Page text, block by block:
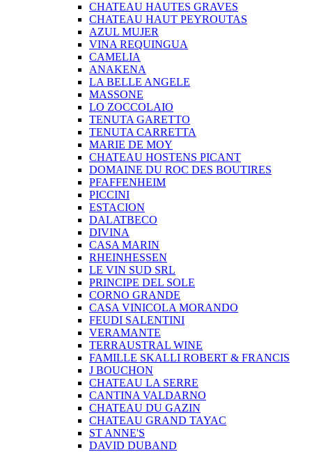
CHATEAU HAUTES GRAVES
CHATEAU HAUT PEYROUTAS
AZUL MUJER
VINA REQUINGUA
CAMELIA
ANAKENA
LA BELLE ANGELE
MASSONE
LO ZOCCOLAIO
TENUTA GARETTO
TENUTA CARRETTA
MARIE DE MOY
CHATEAU HOSTENS PICANT
DOMAINE DU ROC DES BOUTIRES
PFAFFENHEIM
PICCINI
ESTACION
DALATBECO
DIVINA
CASA MARIN
RHEINHESSEN
LE VIN SUD SRL
PRINCIPE DEL SOLE
CORNO GRANDE
CASA VINICOLA MORANDO
FEUDI SALENTINI
VERAMANTE
TERRAUSTRAL WINE
FAMILLE SKALLI ROBERT & FRANCIS
J BOUCHON
CHATEAU LA SERRE
CANTINA VALDARNO
CHATEAU DU GAZIN
CHATEAU GRAND TAYAC
ST ANNE'S
DAVID DUBAND